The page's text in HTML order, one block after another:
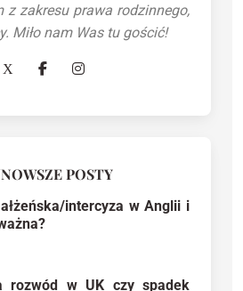
z zakresu prawa rodzinnego,
Miło nam Was tu gościć!
POSTY
intercyza w Anglii i
rozwód w UK czy spadek